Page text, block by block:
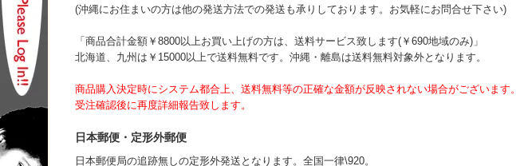
(沖縄にお住まいの方は他の発送方法での発送も承りしております。お気軽にお問合せ下さい)
「商品合計金額￥8800以上お買い上げの方は、送料サービス致します(￥690地域のみ)」
北海道、九州は￥15000以上で送料無料です。沖縄・離島は送料無料対象外となります。
商品購入決定時にシステム都合上、送料無料等の正確な金額が反映されない場合がございます。
受注確認後に再度詳細報告致します。
日本郵便・定形外郵便
日本郵便局の追跡無しの定形外発送となります。全国一律\920。